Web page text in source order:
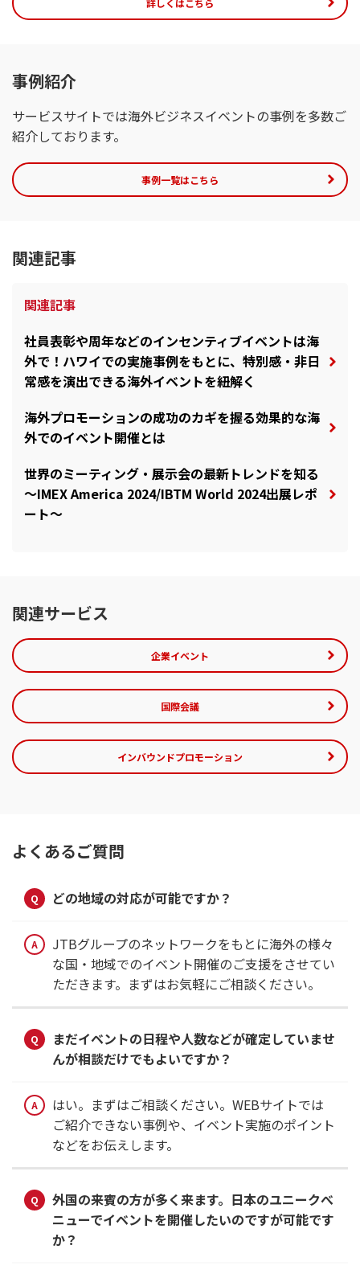
事例紹介
サービスサイトでは海外ビジネスイベントの事例を多数ご
紹介しております。
事例一覧はこちら
関連記事
関連記事
社員表彰や周年などのインセンティブイベントは海
外で！ハワイでの実施事例をもとに、特別感・非日
常感を演出できる海外イベントを紐解く
海外プロモーションの成功のカギを握る効果的な海
外でのイベント開催とは
世界のミーティング・展示会の最新トレンドを知る
～IMEX America 2024/IBTM World 2024出展レポ
ート～
関連サービス
企業イベント
国際会議
インバウンドプロモーション
よくあるご質問
どの地域の対応が可能ですか？
JTBグループのネットワークをもとに海外の様々
な国・地域でのイベント開催のご支援をさせてい
ただきます。まずはお気軽にご相談ください。
まだイベントの日程や人数などが確定していませ
んが相談だけでもよいですか？
はい。まずはご相談ください。WEBサイトでは
ご紹介できない事例や、イベント実施のポイント
などをお伝えします。
外国の来賓の方が多く来ます。日本のユニークべ
ニューでイベントを開催したいのですが可能です
か？